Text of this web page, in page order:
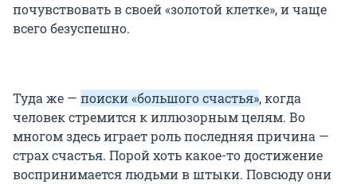
почувствовать в своей «золотой клетке», и чаще
всего безуспешно.
Туда же — поиски «большого счастья», когда
человек стремится к иллюзорным целям. Во
многом здесь играет роль последняя причина —
страх счастья. Порой хоть какое-то достижение
воспринимается людьми в штыки. Повсюду они